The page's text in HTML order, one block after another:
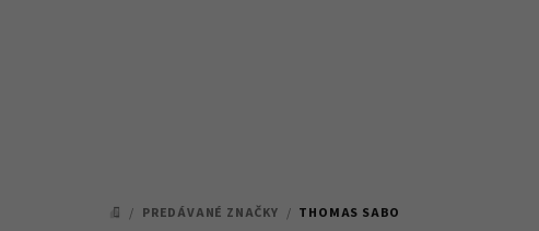
DOMOV
/ PREDÁVANÉ ZNAČKY / THOMAS SABO